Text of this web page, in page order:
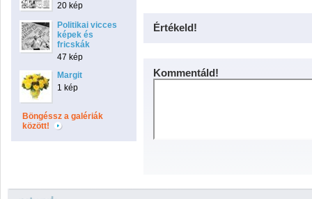
20 kép
Politikai vicces
képek és
fricskák
47 kép
Margit
1 kép
Böngéssz a galériák
között!
Értékeld!
Kommentáld!